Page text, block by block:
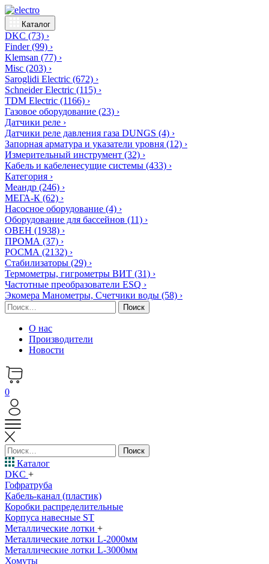
Каталог
DKC (73) ›
Finder(99) ›
Klemsan (77) ›
Misc (203) ›
Saroglidi Electric (672) ›
Schneider Electric (115) ›
TDM Electric (1166) ›
Газовое оборудование (23) ›
Датчики реле ›
Датчики реле давления газа DUNGS (4) ›
Запорная арматура и указатели уровня (12) ›
Измерительный инструмент (32) ›
Кабель и кабеленесущие системы (433) ›
Категория ›
Меандр (246) ›
МЕГА-К (62) ›
Насосное оборудование (4) ›
Оборудование для бассейнов (11) ›
ОВЕН (1938) ›
ПРОМА (37) ›
РОСМА (2132) ›
Стабилизаторы (29) ›
Термометры, гигрометры ВИТ (31) ›
Частотные преобразователи ESQ ›
Экомера Манометры, Счетчики воды (58) ›
Найти:
О нас
Производители
Новости
0
Найти:
Каталог
DKC +
Гофратруба
Кабель-канал (пластик)
Коробки распределительные
Корпуса навесные ST
Металлические лотки +
Металлические лотки L-2000мм
Металлические лотки L-3000мм
Хомуты